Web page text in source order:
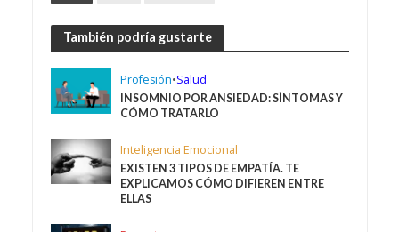
También podría gustarte
Profesión•Salud
INSOMNIO POR ANSIEDAD: SÍNTOMAS Y
CÓMO TRATARLO
Inteligencia Emocional
EXISTEN 3 TIPOS DE EMPATÍA. TE
EXPLICAMOS CÓMO DIFIEREN ENTRE
ELLAS